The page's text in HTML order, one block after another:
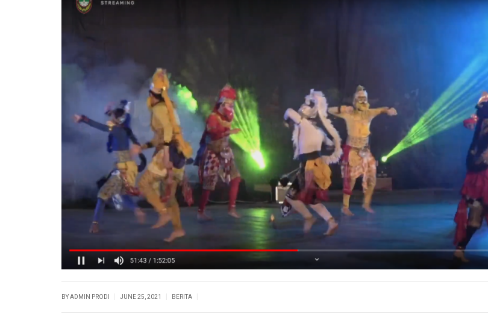
BY ADMIN PRODI JUNE 25, 2021 BERITA